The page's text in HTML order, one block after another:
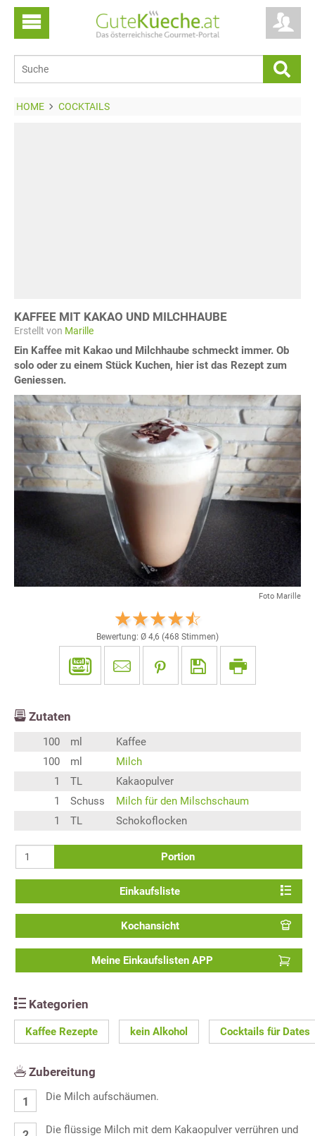
HOME COCKTAILS
KAFFEE MIT KAKAO UND MILCHHAUBE
Erstellt von Marille
Ein Kaffee mit Kakao und Milchhaube schmeckt immer. Ob
solo oder zu einem Stück Kuchen, hier ist das Rezept zum
Geniessen.
Foto Marille
Bewertung: Ø 4,6 (468 Stimmen)
Zutaten
100 ml
Kaffee
100
ml
Milch
1
TL
Kakaopulver
1
Schuss
Milch für den Milschschaum
1
TL Schokoflocken
Portion
Einkaufsliste
Kochansicht
Meine Einkaufslisten APP
Kategorien
Kaffee Rezepte kein Alkohol Cocktails für Dates
Zubereitung
Die Milch aufschäumen.
Die flüssige Milch mit dem Kakaopulver verrühren und